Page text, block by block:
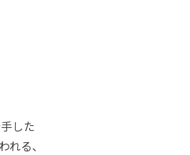
した
る、